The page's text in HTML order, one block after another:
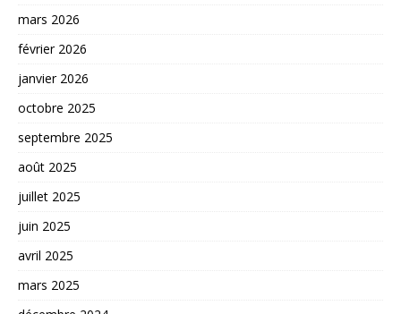
mars 2026
février 2026
janvier 2026
octobre 2025
septembre 2025
août 2025
juillet 2025
juin 2025
avril 2025
mars 2025